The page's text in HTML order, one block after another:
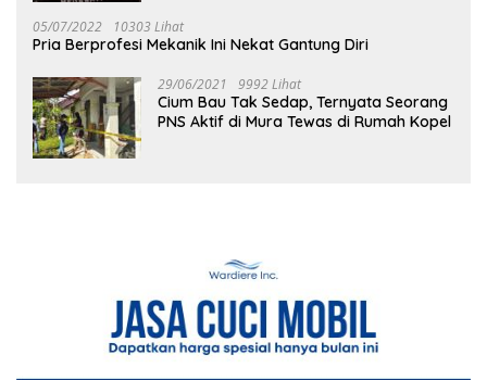
05/07/2022 10303 Lihat
Pria Berprofesi Mekanik Ini Nekat Gantung Diri
29/06/2021 9992 Lihat
Cium Bau Tak Sedap, Ternyata Seorang
PNS Aktif di Mura Tewas di Rumah Kopel